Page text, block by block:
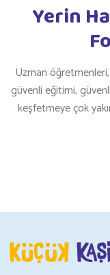
Yerin
Uzman öğretmenleri,
güvenli eğitimi,
keşfetmeye çok